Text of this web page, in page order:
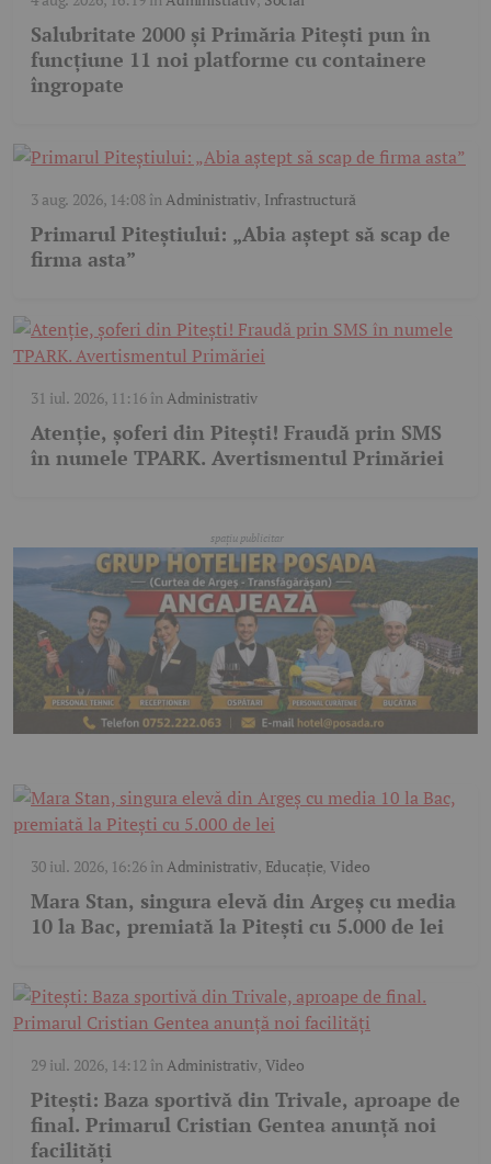
Salubritate 2000 și Primăria Pitești pun în
funcțiune 11 noi platforme cu containere
îngropate
3 aug. 2026, 14:08înAdministrativ, Infrastructură
Primarul Piteștiului: „Abia aștept să scap de
firma asta”
31 iul. 2026, 11:16înAdministrativ
Atenție, șoferi din Pitești! Fraudă prin SMS
în numele TPARK. Avertismentul Primăriei
30 iul. 2026, 16:26înAdministrativ, Educație,Video
Mara Stan, singura elevă din Argeș cu media
10 la Bac, premiată la Pitești cu 5.000 de lei
29 iul. 2026, 14:12 înAdministrativ, Video
Pitești: Baza sportivă din Trivale, aproape de
final. Primarul Cristian Gentea anunță noi
facilități